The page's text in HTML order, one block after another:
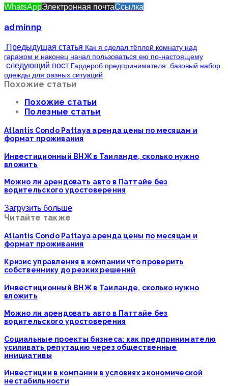
WhatsAppЭлектронная почтаСсылка
adminnp
Предыдущая статья Как я сделал тёплой комнату над
гаражом и наконец начал пользоваться ею по-настоящему
следующий пост Гардероб предпринимателя: базовый набор
одежды для разных ситуаций
Похожие статьи
Похожие статьи
Полезные статьи
Atlantis Condo Pattaya аренда цены по месяцам и
формат проживания
Инвестиционный ВНЖ в Таиланде, сколько нужно
вложить
Можно ли арендовать авто в Паттайе без
водительского удостоверения
Загрузить больше
Читайте также
Atlantis Condo Pattaya аренда цены по месяцам и
формат проживания
Кризис управления в компании что проверить
собственнику до резких решений
Инвестиционный ВНЖ в Таиланде, сколько нужно
вложить
Можно ли арендовать авто в Паттайе без
водительского удостоверения
Социальные проекты бизнеса: как предпринимателю
усиливать репутацию через общественные
инициативы
Инвестиции в компании в условиях экономической
нестабильности